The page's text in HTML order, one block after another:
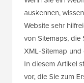
auskennen,
Website sehr
von Sitemaps, die
XML-Sitemap
In diesem Artikel
vor, die Sie zum